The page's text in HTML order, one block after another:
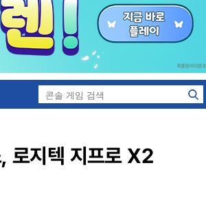
로지텍 지프로 X2